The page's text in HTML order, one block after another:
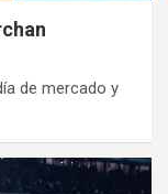
de mercado y